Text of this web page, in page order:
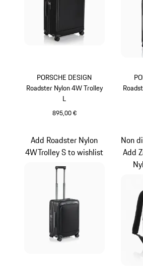
PORSCHE DESIGN
Roadster Nylon 4W Trolley
L
895,00 €
Add Roadster Nylon
4WTrolley S to wishlist
Non
Add